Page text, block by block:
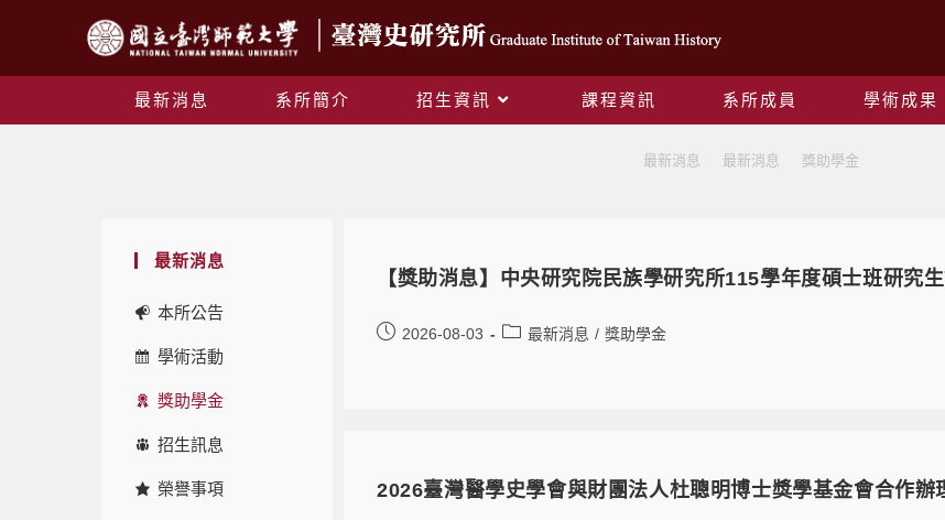
最新消息 系所簡介 招生資訊 課程資訊 系所成員 學術成果
最新消息 最新消息 獎助學金
最新消息
本所公告
學術活動
獎助學金
招生訊息
榮譽事項
【獎助消息】中央研究院民族學研究所115學年度碩士班研究
2026-08-03 最新消息 / 獎助學金
2026臺灣醫學史學會與財團法人杜聰明博士獎學基金會合作